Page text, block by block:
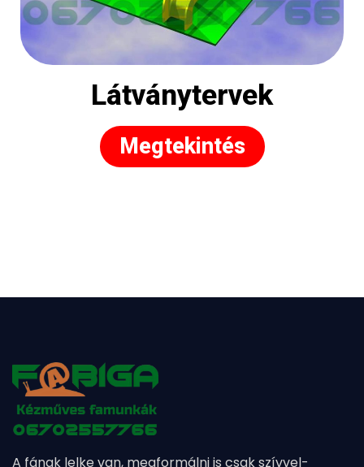
Látványtervek
Megtekintés
A fának lelke van, megformálni is csak szívvel-